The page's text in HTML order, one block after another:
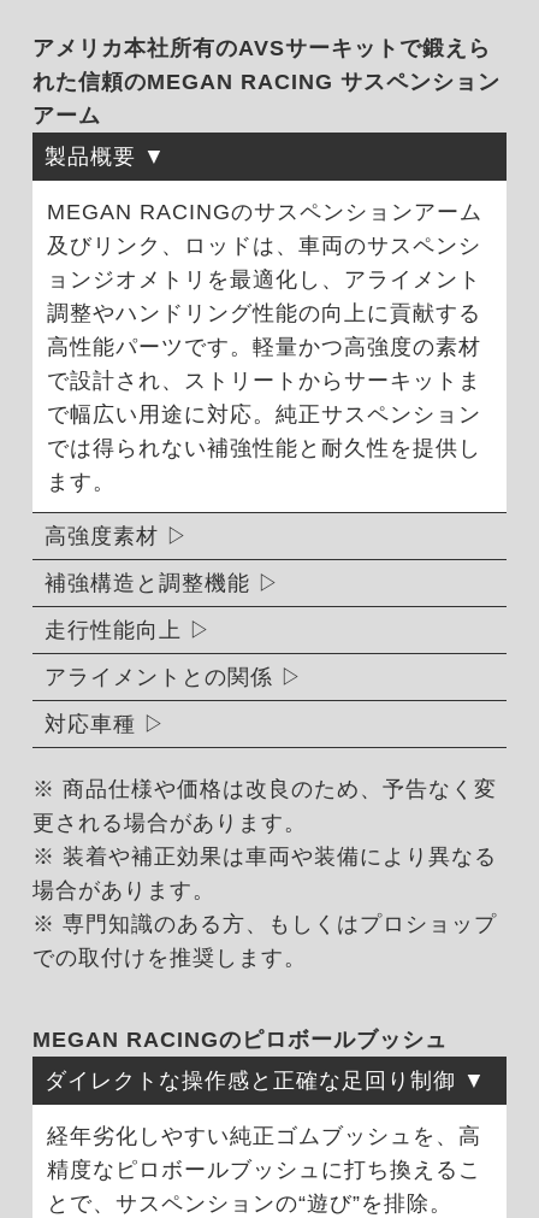
アメリカ本社所有のAVSサーキットで鍛えら
れた信頼のMEGAN RACING サスペンション
アーム
製品概要
MEGAN RACINGのサスペンションアーム
及びリンク、ロッドは、車両のサスペンシ
ョンジオメトリを最適化し、アライメント
調整やハンドリング性能の向上に貢献する
高性能パーツです。軽量かつ高強度の素材
で設計され、ストリートからサーキットま
で幅広い用途に対応。純正サスペンション
では得られない補強性能と耐久性を提供し
ます。
高強度素材
補強構造と調整機能
走行性能向上
アライメントとの関係
対応車種
※ 商品仕様や価格は改良のため、予告なく変
更される場合があります。
※ 装着や補正効果は車両や装備により異なる
場合があります。
※ 専門知識のある方、もしくはプロショップ
での取付けを推奨します。
MEGAN RACINGのピロボールブッシュ
ダイレクトな操作感と正確な足回り制御
経年劣化しやすい純正ゴムブッシュを、高
精度なピロボールブッシュに打ち換えるこ
とで、サスペンションの“遊び”を排除。